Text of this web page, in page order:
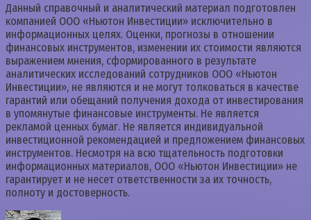
Данный справочный и аналитический материал подготовлен
компанией ООО «Ньютон Инвестиции» исключительно в
информационных целях. Оценки, прогнозы в отношении
финансовых инструментов, изменении их стоимости являются
выражением мнения, сформированного в результате
аналитических исследований сотрудников ООО «Ньютон
Инвестиции», не являются и не могут толковаться в качестве
гарантий или обещаний получения дохода от инвестирования
в упомянутые финансовые инструменты. Не является
рекламой ценных бумаг. Не является индивидуальной
инвестиционной рекомендацией и предложением финансовых
инструментов. Несмотря на всю тщательность подготовки
информационных материалов, ООО «Ньютон Инвестиции» не
гарантирует и не несет ответственности за их точность,
полноту и достоверность.